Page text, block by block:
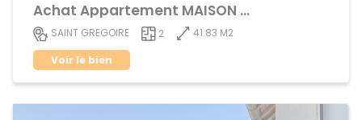
Achat Appartement MAISON BLANCHE
SAINT GREGOIRE 2
41.83 M2
Voir le bien